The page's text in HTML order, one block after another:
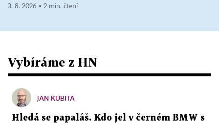
3. 8. 2026 ▪ 2 min. čtení
Vybíráme z HN
JAN KUBITA
Hledá se papaláš. Kdo jel v černém BMW s